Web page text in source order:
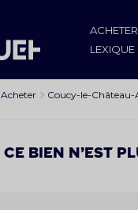
ACHETER
Acheter Coucy-le-
Ce bien n’est